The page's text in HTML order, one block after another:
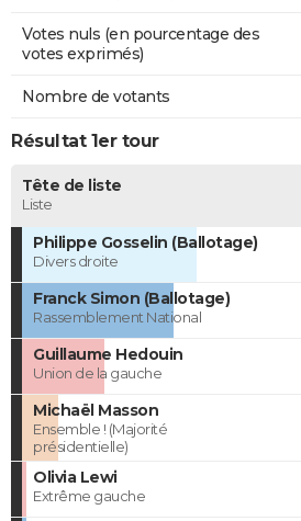
Votes nuls (en pourcentage des
votes exprimés)
Nombre de votants
Résultat 1er tour
Tête de liste
Liste
Philippe Gosselin (Ballotage)
Divers droite
Franck Simon (Ballotage)
Rassemblement National
Guillaume Hedouin
Union de la gauche
Michaël Masson
Ensemble ! (Majorité
présidentielle)
Olivia Lewi
Extrême gauche